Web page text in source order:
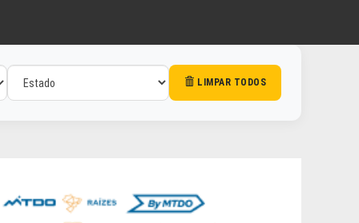
LIMPAR TODOS